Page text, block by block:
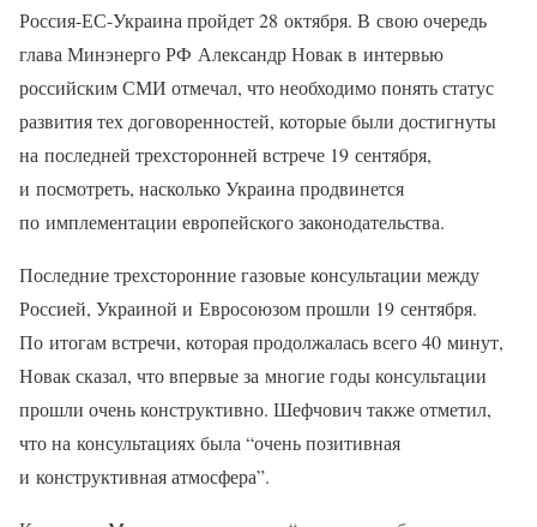
Россия-ЕС-Украина пройдет 28 октября. В свою очередь
глава Минэнерго РФ Александр Новак в интервью
российским СМИ отмечал, что необходимо понять статус
развития тех договоренностей, которые были достигнуты
на последней трехсторонней встрече 19 сентября,
и посмотреть, насколько Украина продвинется
по имплементации европейского законодательства.
Последние трехсторонние газовые консультации между
Россией, Украиной и Евросоюзом прошли 19 сентября.
По итогам встречи, которая продолжалась всего 40 минут,
Новак сказал, что впервые за многие годы консультации
прошли очень конструктивно. Шефчович также отметил,
что на консультациях была “очень позитивная
и конструктивная атмосфера”.